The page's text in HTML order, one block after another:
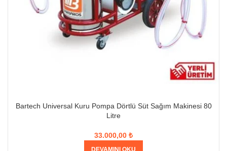
Bartech Universal Kuru Pompa Dörtlü Süt Sağım Makinesi 80
Litre
33.000,00 ₺